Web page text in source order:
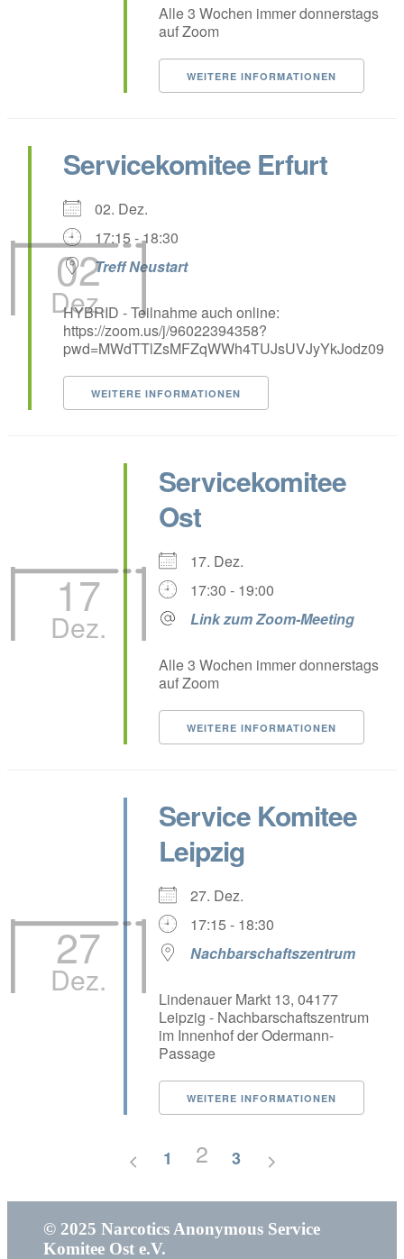
Alle 3 Wochen immer donnerstags
auf Zoom
WEITERE INFORMATIONEN
02
Dez.
Servicekomitee Erfurt
02. Dez.
17:15 - 18:30
Treff Neustart
HYBRID - Teilnahme auch online:
https://zoom.us/j/96022394358?
pwd=MWdTTlZsMFZqWWh4TUJsUVJyYkJodz09
WEITERE INFORMATIONEN
17
Dez.
Servicekomitee
Ost
17. Dez.
17:30 - 19:00
Link zum Zoom-Meeting
Alle 3 Wochen immer donnerstags
auf Zoom
WEITERE INFORMATIONEN
27
Dez.
Service Komitee
Leipzig
27. Dez.
17:15 - 18:30
Nachbarschaftszentrum
Lindenauer Markt 13, 04177
Leipzig - Nachbarschaftszentrum
im Innenhof der Odermann-
Passage
WEITERE INFORMATIONEN
1 2 3
© 2025 Narcotics Anonymous Service
Komitee Ost e.V.